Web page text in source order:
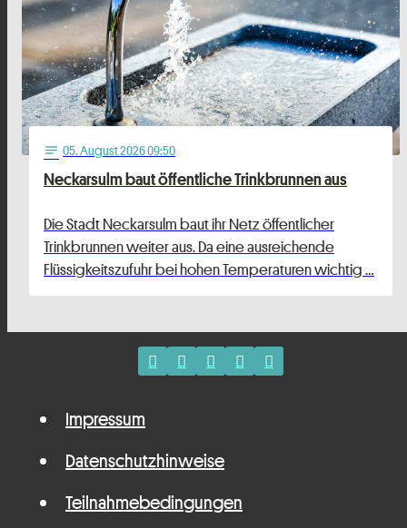
notes 05. August 2026 09:50
Neckarsulm baut öffentliche Trinkbrunnen aus
Die Stadt Neckarsulm baut ihr Netz öffentlicher
Trinkbrunnen weiter aus. Da eine ausreichende
Flüssigkeitszufuhr bei hohen Temperaturen wichtig …
Impressum
Datenschutzhinweise
Teilnahmebedingungen